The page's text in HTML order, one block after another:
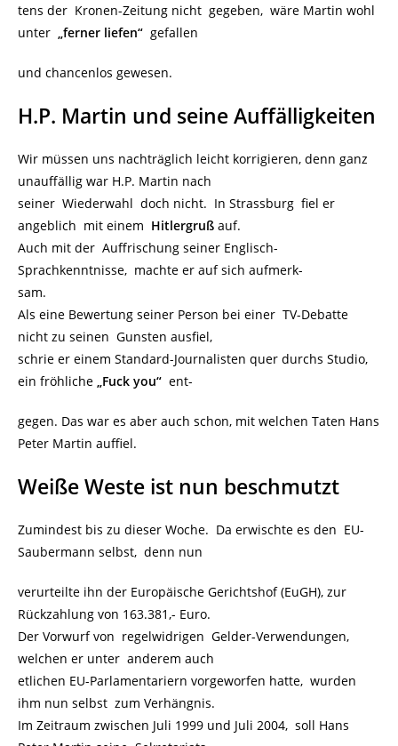
tens der Kronen-Zeitung nicht gegeben, wäre Martin wohl
unter „ferner liefen“ gefallen
und chancenlos gewesen.
H.P. Martin und seine Auffälligkeiten
Wir müssen uns nachträglich leicht korrigieren, denn ganz
unauffällig war H.P. Martin nach
seiner Wiederwahl doch nicht. In Strassburg fiel er
angeblich mit einem Hitlergruß auf.
Auch mit der Auffrischung seiner Englisch-
Sprachkenntnisse, machte er auf sich aufmerk-
sam.
Als eine Bewertung seiner Person bei einer TV-Debatte
nicht zu seinen Gunsten ausfiel,
schrie er einem Standard-Journalisten quer durchs Studio,
ein fröhliche „Fuck you“ ent-
gegen. Das war es aber auch schon, mit welchen Taten Hans
Peter Martin auffiel.
Weiße Weste ist nun beschmutzt
Zumindest bis zu dieser Woche. Da erwischte es den EU-
Saubermann selbst, denn nun
verurteilte ihn der Europäische Gerichtshof (EuGH), zur
Rückzahlung von 163.381,- Euro.
Der Vorwurf von regelwidrigen Gelder-Verwendungen,
welchen er unter anderem auch
etlichen EU-Parlamentariern vorgeworfen hatte, wurden
ihm nun selbst zum Verhängnis.
Im Zeitraum zwischen Juli 1999 und Juli 2004, soll Hans